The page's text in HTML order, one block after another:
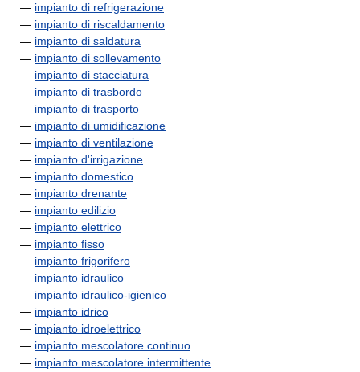
— impianto di refrigerazione
— impianto di riscaldamento
— impianto di saldatura
— impianto di sollevamento
— impianto di stacciatura
— impianto di trasbordo
— impianto di trasporto
— impianto di umidificazione
— impianto di ventilazione
— impianto d'irrigazione
— impianto domestico
— impianto drenante
— impianto edilizio
— impianto elettrico
— impianto fisso
— impianto frigorifero
— impianto idraulico
— impianto idraulico-igienico
— impianto idrico
— impianto idroelettrico
— impianto mescolatore continuo
— impianto mescolatore intermittente